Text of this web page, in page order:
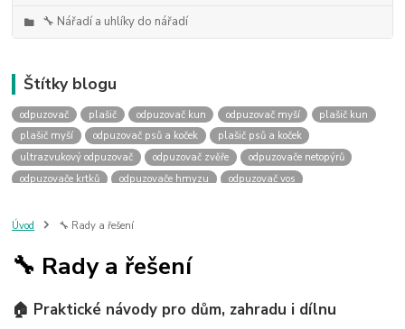
🔧 Nářadí a uhlíky do nářadí
Štítky blogu
odpuzovač plašič odpuzovač kun odpuzovač myší
plašič kun
plašič myší
odpuzovač psů a koček
plašič psů a koček
ultrazvukový odpuzovač
odpuzovač zvěře
odpuzovače netopýrů
odpuzovače krtků
odpuzovače hmyzu
odpuzovač vos
náhradní uhlíky
uhlíky podle rozměru
jak ulovit kunu
jak se zbavit kuny
kemo m176
kemo m100n
plašič kun do auta
Úvod 🔧 Rady a řešení
🔧 Rady a řešení
🏠 Praktické návody pro dům, zahradu i dílnu